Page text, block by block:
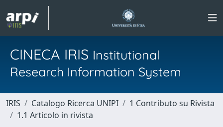
CINECA IRIS Institutional
Research Information System
IRIS Catalogo Ricerca UNIPI
1 Contributo su Rivista
1.1 Articolo in rivista